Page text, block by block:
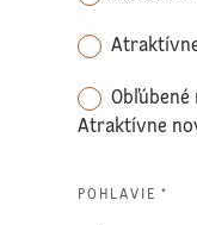
Atraktívne
POHLAVIE *